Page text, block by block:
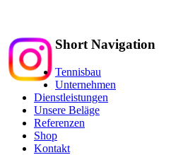
Short Navigation
Tennisbau
Unternehmen
Dienstleistungen
Unsere Beläge
Referenzen
Shop
Kontakt